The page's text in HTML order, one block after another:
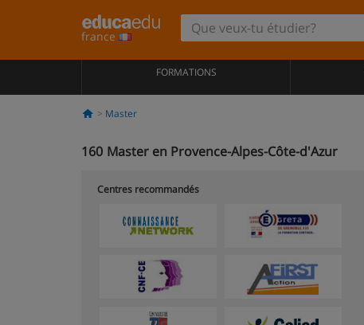
france
FORMATIONS
Master
160 Master en Provence-Alpes-Côte-d'Azur
Centres recommandés